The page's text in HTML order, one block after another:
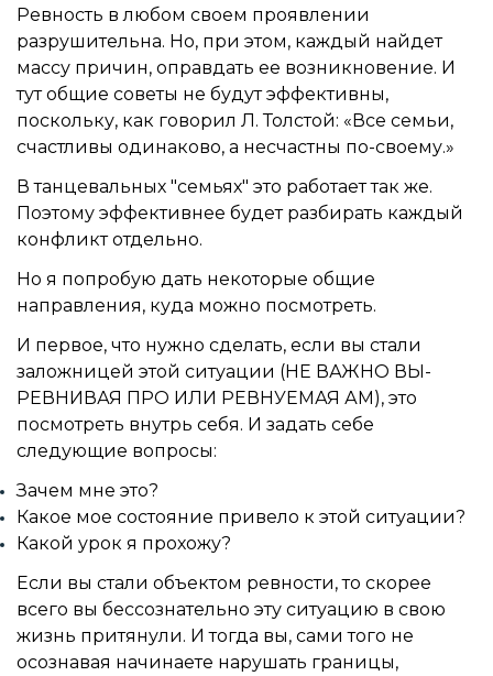
Ревность в любом своем проявлении
разрушительна. Но, при этом, каждый найдет
массу причин, оправдать ее возникновение. И
тут общие советы не будут эффективны,
поскольку, как говорил Л. Толстой: «Все семьи,
счастливы одинаково, а несчастны по-своему.»
В танцевальных "семьях" это работает так же.
Поэтому эффективнее будет разбирать каждый
конфликт отдельно.
Но я попробую дать некоторые общие
направления, куда можно посмотреть.
И первое, что нужно сделать, если вы стали
заложницей этой ситуации (НЕ ВАЖНО ВЫ-
РЕВНИВАЯ ПРО ИЛИ РЕВНУЕМАЯ АМ), это
посмотреть внутрь себя. И задать себе
следующие вопросы:
Зачем мне это?
Какое мое состояние привело к этой ситуации?
Какой урок я прохожу?
Если вы стали объектом ревности, то скорее
всего вы бессознательно эту ситуацию в свою
жизнь притянули. И тогда вы, сами того не
осознавая начинаете нарушать границы,